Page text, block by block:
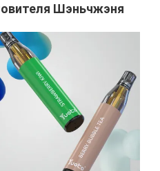
Шэньчжэня